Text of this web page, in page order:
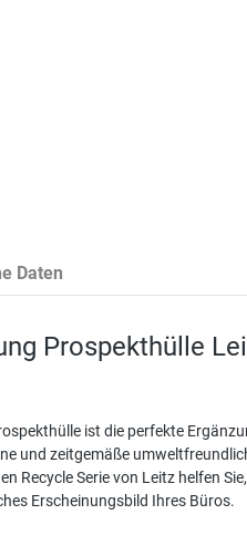
Daten
Prospekthülle
ist die perfekte
und zeitgemäße
Recycle Serie von Leitz helfen
Erscheinungsbild Ihres Büros.